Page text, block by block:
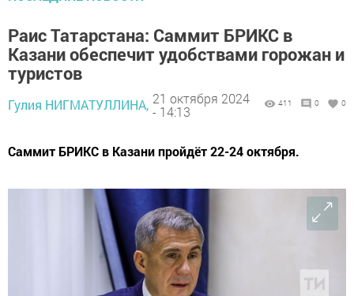
Раис Татарстана: Саммит БРИКС в
Казани обеспечит удобствами горожан и
туристов
Гулия НИГМАТУЛЛИНА, 21 октября 2024
- 14:13
411 0 0
Саммит БРИКС в Казани пройдёт 22-24 октября.